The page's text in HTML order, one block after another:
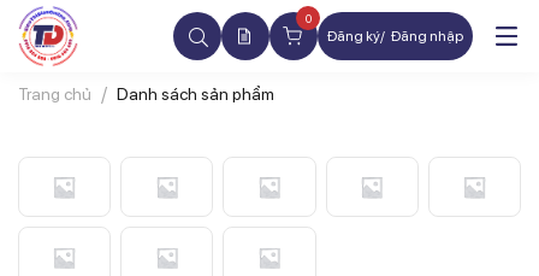
0
Đăng ký Đăng nhập
Trang chủ Danh sách sản phẩm